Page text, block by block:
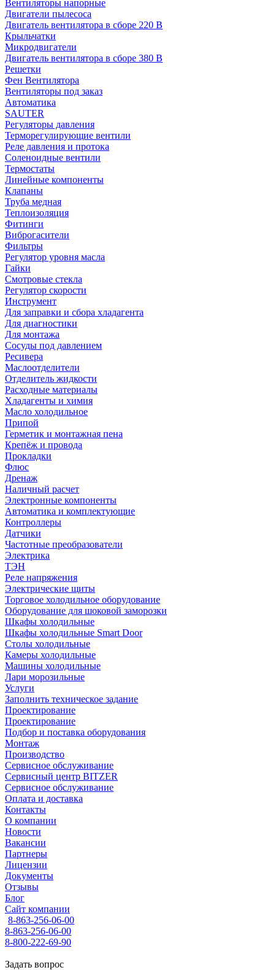
Вентиляторы напорные
Двигатели пылесоса
Двигатель вентилятора в сборе 220 В
Крыльчатки
Микродвигатели
Двигатель вентилятора в сборе 380 В
Решетки
Фен Вентилятора
Вентиляторы под заказ
Автоматика
SAUTER
Регуляторы давления
Терморегулирующие вентили
Реле давления и протока
Соленоидные вентили
Термостаты
Линейные компоненты
Клапаны
Труба медная
Теплоизоляция
Фитинги
Виброгасители
Фильтры
Регулятор уровня масла
Гайки
Смотровые стекла
Регулятор скорости
Инструмент
Для заправки и сбора хладагента
Для диагностики
Для монтажа
Сосуды под давлением
Ресивера
Маслоотделители
Отделитель жидкости
Расходные материалы
Хладагенты и химия
Масло холодильное
Припой
Герметик и монтажная пена
Крепёж и провода
Прокладки
Флюс
Дренаж
Наличный расчет
Электронные компоненты
Автоматика и комплектующие
Контроллеры
Датчики
Частотные преобразователи
Электрика
ТЭН
Реле напряжения
Электрические щиты
Торговое холодильное оборудование
Оборудование для шоковой заморозки
Шкафы холодильные
Шкафы холодильные Smart Door
Столы холодильные
Камеры холодильные
Машины холодильные
Лари морозильные
Услуги
Заполнить техническое задание
Проектирование
Проектирование
Подбор и поставка оборудования
Монтаж
Производство
Сервисное обслуживание
Сервисный центр BITZER
Сервисное обслуживание
Оплата и доставка
Контакты
О компании
Новости
Вакансии
Партнеры
Лицензии
Документы
Отзывы
Блог
Сайт компании
8-863-256-06-00
8-863-256-06-00
8-800-222-69-90
Задать вопрос